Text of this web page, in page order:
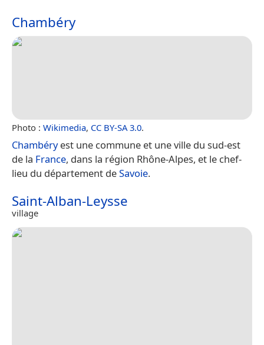
Chambéry
Photo : Wikimedia, CC BY-SA 3.0.
Chambéryest une commune et une ville du sud-est
de la France, dans la région Rhône-Alpes, et le chef-
lieu du département deSavoie.
Saint-Alban-Leysse
village